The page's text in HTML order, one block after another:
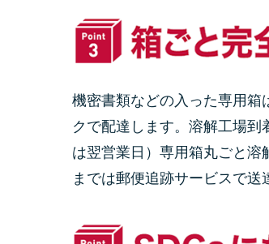
機密書類などの入った専用箱
クで配達します。溶解工場
は翌営業日）専用箱丸ごと
までは郵便追跡サービスで送